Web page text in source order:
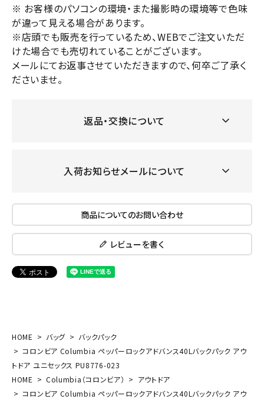
※ お客様のパソコンの環境・また撮影時の環境等で色味
が違って見える場合があります。
※店頭でも販売を行っているため、WEBでご注文いただ
けた場合でも売切れていることがございます。
メールにてお返事させていただきますので、何卒ご了承く
ださいませ。
返品・交換について
入荷お知らせメールについて
商品についてのお問い合わせ
レビューを書く
HOME バッグ
バックパック
コロンビア Columbia ペッパーロックアドバンス40Lバックパック アウ
トドア ユニセックス PU8776-023
HOME
Columbia（コロンビア）
アウトドア
コロンビア Columbia ペッパーロックアドバンス40Lバックパック アウ